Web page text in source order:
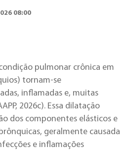
08:00
pulmonar crônica em
tornam-se
inflamadas e, muitas
2026c). Essa dilatação
dos componentes elásticos e
geralmente causada
e inflamações